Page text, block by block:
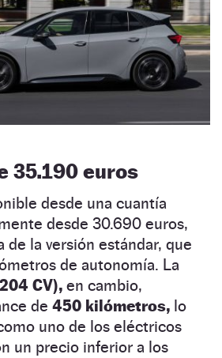
35.190 euros
desde una cuantía
desde 30.690 euros,
de la versión estándar, que
de autonomía. La
204 CV), en cambio,
de 450 kilómetros, lo
uno de los eléctricos
un precio inferior a los